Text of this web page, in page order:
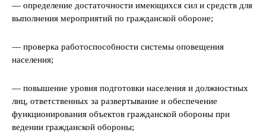
— определение достаточности имеющихся сил и средств для
выполнения мероприятий по гражданской обороне;
— проверка работоспособности системы оповещения
населения;
— повышение уровня подготовки населения и должностных
лиц, ответственных за развертывание и обеспечение
функционирования объектов гражданской обороны при
ведении гражданской обороны;